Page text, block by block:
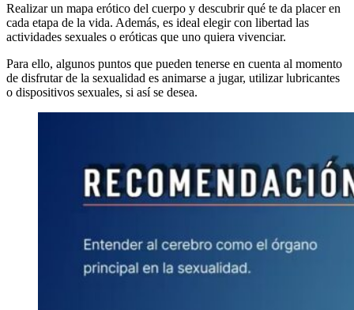
Realizar un mapa erótico del cuerpo y descubrir qué te da placer en
cada etapa de la vida. Además, es ideal elegir con libertad las
actividades sexuales o eróticas que uno quiera vivenciar.
Para ello, algunos puntos que pueden tenerse en cuenta al momento
de disfrutar de la sexualidad es animarse a jugar, utilizar lubricantes
o dispositivos sexuales, si así se desea.